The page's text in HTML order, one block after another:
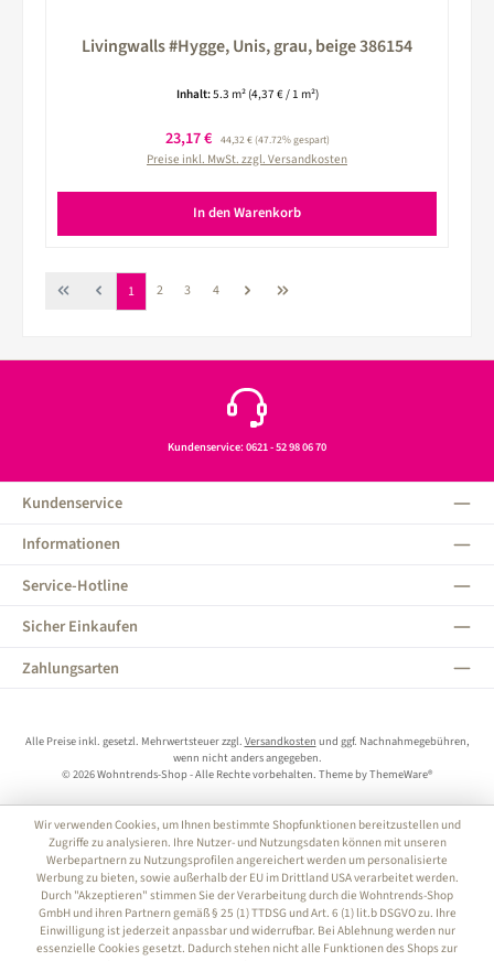
Livingwalls #Hygge, Unis, grau, beige 386154
Inhalt:5.3 m² (4,37 € / 1 m²)
Verkaufspreis:
23,17 € Regulärer Preis:
44,32 €(47.72% gespart)
Preise inkl. MwSt. zzgl. Versandkosten
In den Warenkorb
Seite
1 Seite
2 Seite
3 Seite
4
Kundenservice: 0621 - 52 98 06 70
Kundenservice
Informationen
Service-Hotline
Sicher Einkaufen
Zahlungsarten
Alle Preise inkl. gesetzl. Mehrwertsteuer zzgl. Versandkosten und ggf. Nachnahmegebühren,
wenn nicht anders angegeben.
© 2026 Wohntrends-Shop - Alle Rechte vorbehalten. Theme byThemeWare®
Wir verwenden Cookies, um Ihnen bestimmte Shopfunktionen bereitzustellen und
Zugriffe zu analysieren. Ihre Nutzer- und Nutzungsdaten können mit unseren
Werbepartnern zu Nutzungsprofilen angereichert werden um personalisierte
Werbung zu bieten, sowie außerhalb der EU im Drittland USA verarbeitet werden.
Durch "Akzeptieren" stimmen Sie der Verarbeitung durch die Wohntrends-Shop
GmbH und ihren Partnern gemäß § 25 (1) TTDSG und Art. 6 (1) lit.b DSGVO zu. Ihre
Einwilligung ist jederzeit anpassbar und widerrufbar. Bei Ablehnung werden nur
essenzielle Cookies gesetzt. Dadurch stehen nicht alle Funktionen des Shops zur